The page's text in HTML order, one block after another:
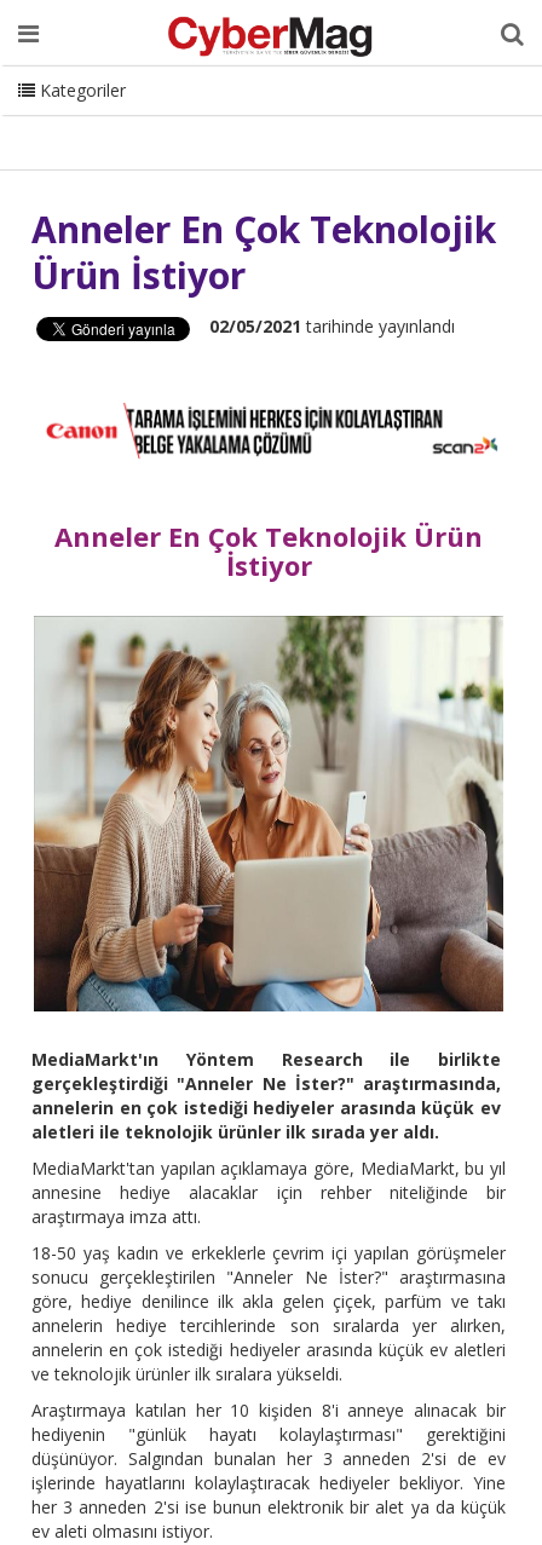
Ana Sayfa Hakkımızda Dergi Editörden
Danışmanlık
ISC Turkey Sizden Gelenler
İletişim
CyberMag Logo
Kategoriler
Anneler En Çok Teknolojik
Ürün İstiyor
02/05/2021 tarihinde yayınlandı
Anneler En Çok Teknolojik Ürün
İstiyor
MediaMarkt'ın Yöntem Research ile birlikte
gerçekleştirdiği "Anneler Ne İster?" araştırmasında,
annelerin en çok istediği hediyeler arasında küçük ev
aletleri ile teknolojik ürünler ilk sırada yer aldı.
MediaMarkt'tan yapılan açıklamaya göre, MediaMarkt, bu yıl
annesine hediye alacaklar için rehber niteliğinde bir
araştırmaya imza attı.
18-50 yaş kadın ve erkeklerle çevrim içi yapılan görüşmeler
sonucu gerçekleştirilen "Anneler Ne İster?" araştırmasına
göre, hediye denilince ilk akla gelen çiçek, parfüm ve takı
annelerin hediye tercihlerinde son sıralarda yer alırken,
annelerin en çok istediği hediyeler arasında küçük ev aletleri
ve teknolojik ürünler ilk sıralara yükseldi.
Araştırmaya katılan her 10 kişiden 8'i anneye alınacak bir
hediyenin "günlük hayatı kolaylaştırması" gerektiğini
düşünüyor. Salgından bunalan her 3 anneden 2'si de ev
işlerinde hayatlarını kolaylaştıracak hediyeler bekliyor. Yine
her 3 anneden 2'si ise bunun elektronik bir alet ya da küçük
ev aleti olmasını istiyor.